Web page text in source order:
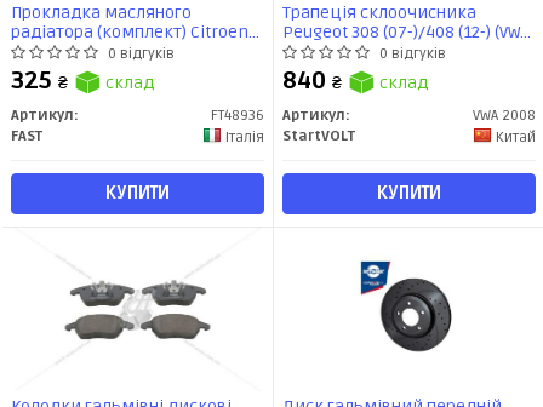
Прокладка масляного
радіатора (комплект) Citroen
Berlingo 1.6 (08-) (FT48936) Fast
0 відгуків
325 ₴ склад
Артикул:
FT48936
FAST
Італія
КУПИТИ
Трапеція склоочисника
Peugeot 308 (07-)/408 (12-) (VWA
2008) StartVOLT0 відгуків
840 ₴ склад
Артикул:
VWA 2008
StartVOLT
Китай
КУПИТИ